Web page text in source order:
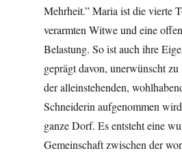
Mehrheit.” Maria ist die vierte
verarmten Witwe und eine
Belastung. So ist auch ihre
geprägt davon, unerwünscht
der alleinstehenden,
Schneiderin aufgenommen
ganze Dorf. Es entsteht eine
Gemeinschaft zwischen der